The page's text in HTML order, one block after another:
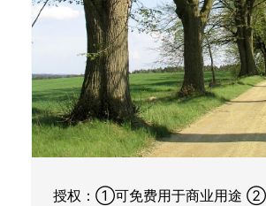
授权：①可免费用于商业用途 ②